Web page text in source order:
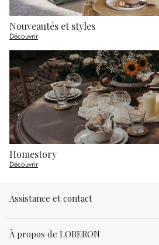
Nouveautés et styles
Découvrir
Homestory
Découvrir
Assistance et contact
À propos de LOBERON